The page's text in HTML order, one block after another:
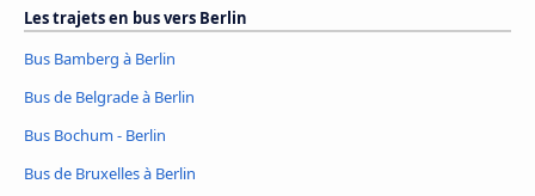
Les trajets en bus vers Berlin
Bus Bamberg à Berlin
Bus de Belgrade à Berlin
Bus Bochum - Berlin
Bus de Bruxelles à Berlin